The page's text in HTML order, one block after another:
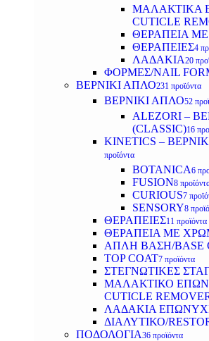
ΜΑΛΑΚΤΙΚΑ
CUTICLE
ΘΕΡΑΠΕΙΑ
ΘΕΡΑΠΕΙΕΣ4
ΛΑΔΑΚΙΑ20
ΦΟΡΜΕΣ/NAIL
ΒΕΡΝΙΚΙ ΑΠΛΟ231 προϊόντα
ΒΕΡΝΙΚΙ ΑΠΛΟ52
ALEZORI –
(CLASSIC)16
KINETICS –
προϊόντα
BOTANICA6
FUSION8
CURIOUS7
SENSORY8
ΘΕΡΑΠΕΙΕΣ11 προϊόντα
ΘΕΡΑΠΕΙΑ ΜΕ
ΑΠΛΗ ΒΑΣΗ/BASE
TOP COAT7 προϊόντα
ΣΤΕΓΝΩΤΙΚΕΣ
ΜΑΛΑΚΤΙΚΟ
CUTICLE
ΛΑΔΑΚΙΑ
ΔΙΑΛΥΤΙΚΟ/
ΠΟΔΟΛΟΓΙΑ36 προϊόντα